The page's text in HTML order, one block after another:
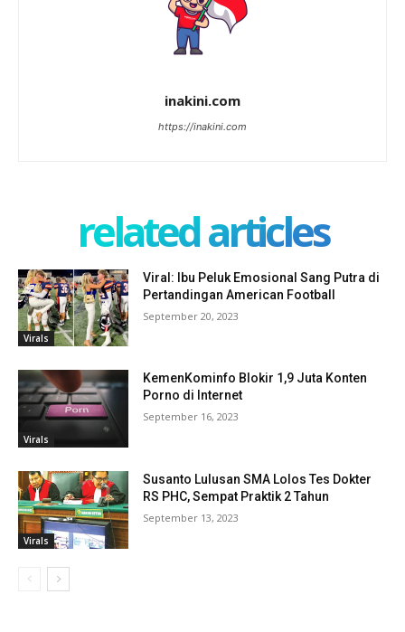
inakini.com
https://inakini.com
related articles
Virals
Viral: Ibu Peluk Emosional Sang Putra di
Pertandingan American Football
September 20, 2023
Virals
KemenKominfo Blokir 1,9 Juta Konten
Porno di Internet
September 16, 2023
Virals
Susanto Lulusan SMA Lolos Tes Dokter
RS PHC, Sempat Praktik 2 Tahun
September 13, 2023